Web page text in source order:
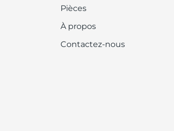
Pièces
À propos
Contactez-nous